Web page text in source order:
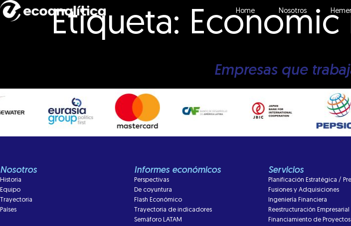
Home Nosotros
Etiqueta:
Empresas que
Nosotros
Historia
Equipo
Trayectoria
Países
Informes económicos
Perspectivas
De coyuntura
Flash Económico
Trayectoria de indicadores
Semáforo LATAM
Servicios
Planificación Estratégica /
Fusiones y Adquisiciones
Ingeniería Financiera
Reestructuración Empresarial
Financiamiento de Proyectos